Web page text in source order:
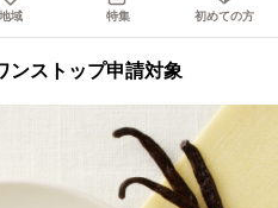
地域 特集 初めての方
ンストップ申請対象